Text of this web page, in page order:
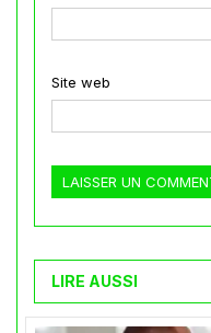
Site web
LIRE AUSSI